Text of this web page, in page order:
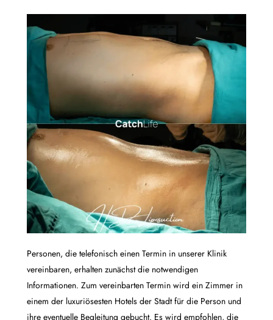
Personen, die telefonisch einen Termin in unserer Klinik
vereinbaren, erhalten zunächst die notwendigen
Informationen. Zum vereinbarten Termin wird ein Zimmer in
einem der luxuriösesten Hotels der Stadt für die Person und
ihre eventuelle Begleitung gebucht. Es wird empfohlen, die